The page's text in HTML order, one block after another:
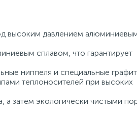
высоким давлением
сплавом, что гарантирует
ниппеля и специальные
теплоносителей при высоких
а затем экологически чистыми